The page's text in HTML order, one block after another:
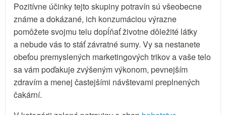
Pozitívne účinky tejto skupiny potravín sú všeobecne
známe a dokázané, ich konzumáciou výrazne
pomôžete svojmu telu dopĺňať životne dôležité látky
a nebude vás to stáť závratné sumy. Vy sa nestanete
obeťou premyslených marketingových trikov a vaše telo
sa vám poďakuje zvýšeným výkonom, pevnejším
zdravím a menej častejšími návštevami preplnených
čakární.